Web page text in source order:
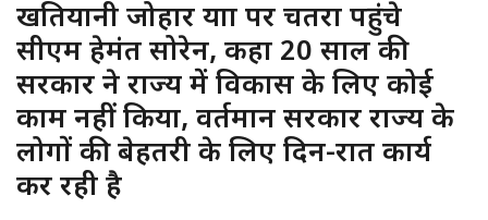
खतियानी जोहार यात्रा पर चतरा पहुंचे
सीएम हेमंत सोरेन, कहा 20 साल की
सरकार ने राज्य में विकास के लिए कोई
काम नहीं किया, वर्तमान सरकार राज्य के
लोगों की बेहतरी के लिए दिन-रात कार्य
कर रही है